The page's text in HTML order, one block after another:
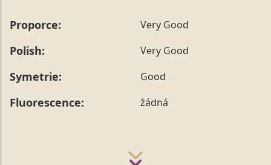
Proporce: Very Good
Polish: Very Good
Symetrie: Good
Fluorescence: žádná